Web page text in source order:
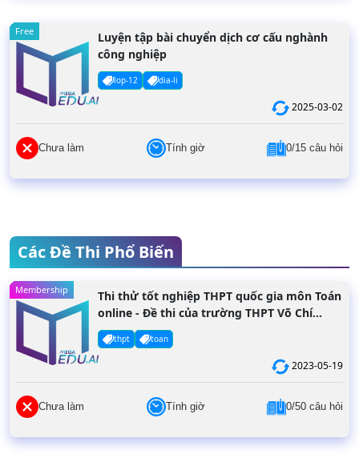
Free
Luyện tập bài chuyển dịch cơ cấu nghành
công nghiệp
lop-12 dia-li
2025-03-02
Chưa làm Tính giờ 0/15 câu hỏi
Các Đề Thi Phổ Biến
Membership
Thi thử tốt nghiệp THPT quốc gia môn Toán
online - Đề thi của trường THPT Võ Chí
Công năm 2022
thpt toan
2023-05-19
Chưa làm Tính giờ 0/50 câu hỏi